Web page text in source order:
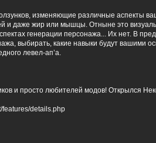
изменяющие различные аспекты
и даже жир или мышцы. Отныне это
генерации персонажа... Их нет. В
выбирать, какие навыки будут вашими
левел-ап’а.
и просто любителей модов! Открылся
features/details.php